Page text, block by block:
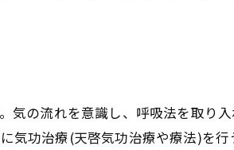
法)の利点とは
療法)の利点
法)で手軽に健康促進
の流れを意識し、呼吸法を取り
気功治療(天啓気功治療や療法)を